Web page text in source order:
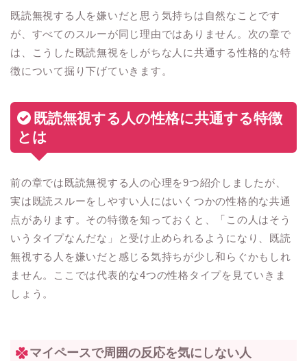
既読無視する人を嫌いだと思う気持ちは自然なことです
が、すべてのスルーが同じ理由ではありません。次の章で
は、こうした既読無視をしがちな人に共通する性格的な特
徴について掘り下げていきます。
既読無視する人の性格に共通する特徴
とは
前の章では既読無視する人の心理を9つ紹介しましたが、
実は既読スルーをしやすい人にはいくつかの性格的な共通
点があります。その特徴を知っておくと、「この人はそう
いうタイプなんだな」と受け止められるようになり、既読
無視する人を嫌いだと感じる気持ちが少し和らぐかもしれ
ません。ここでは代表的な4つの性格タイプを見ていきま
しょう。
マイペースで周囲の反応を気にしない人